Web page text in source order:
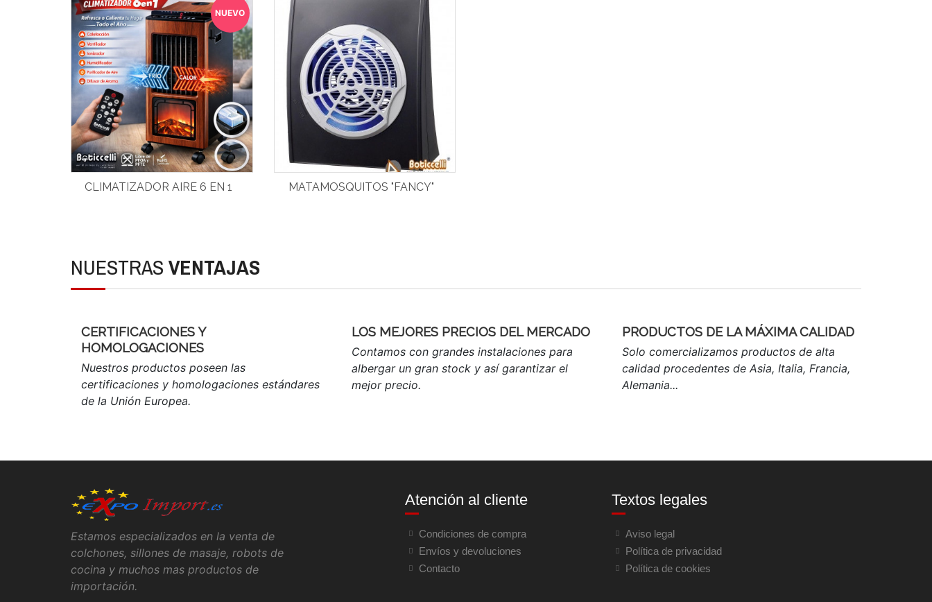
NUEVO
CLIMATIZADOR AIRE 6 EN 1 MATAMOSQUITOS "FANCY"
NUESTRAS VENTAJAS
CERTIFICACIONES Y
HOMOLOGACIONES
Nuestros productos poseen las
certificaciones y homologaciones estándares
de la Unión Europea.
LOS MEJORES PRECIOS DEL MERCADO
Contamos con grandes instalaciones para
albergar un gran stock y así garantizar el
mejor precio.
PRODUCTOS DE LA MÁXIMA CALIDAD
Solo comercializamos productos de alta
calidad procedentes de Asia, Italia, Francia,
Alemania...
Estamos especializados en la venta de
colchones, sillones de masaje, robots de
cocina y muchos mas productos de
importación.
Atención al cliente
Condiciones de compra
Envíos y devoluciones
Contacto
Textos legales
Aviso legal
Política de privacidad
Política de cookies